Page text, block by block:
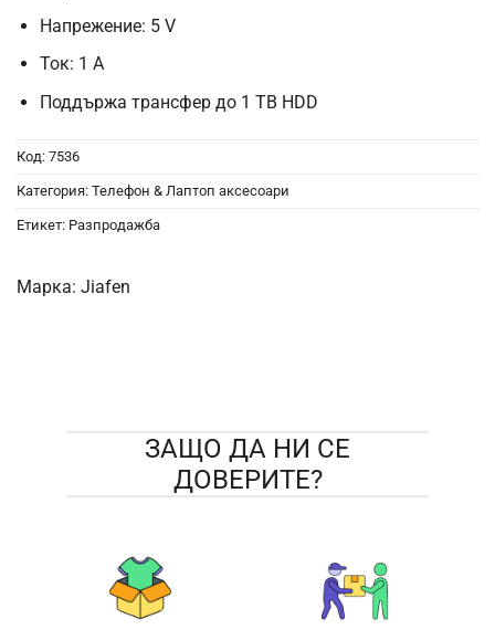
Напрежение: 5 V
Ток: 1 А
Поддържа трансфер до 1 TB HDD
Код: 7536
Категория: Телефон & Лаптоп аксесоари
Етикет: Разпродажба
Марка: Jiafen
ЗАЩО ДА НИ СЕ
ДОВЕРИТЕ?